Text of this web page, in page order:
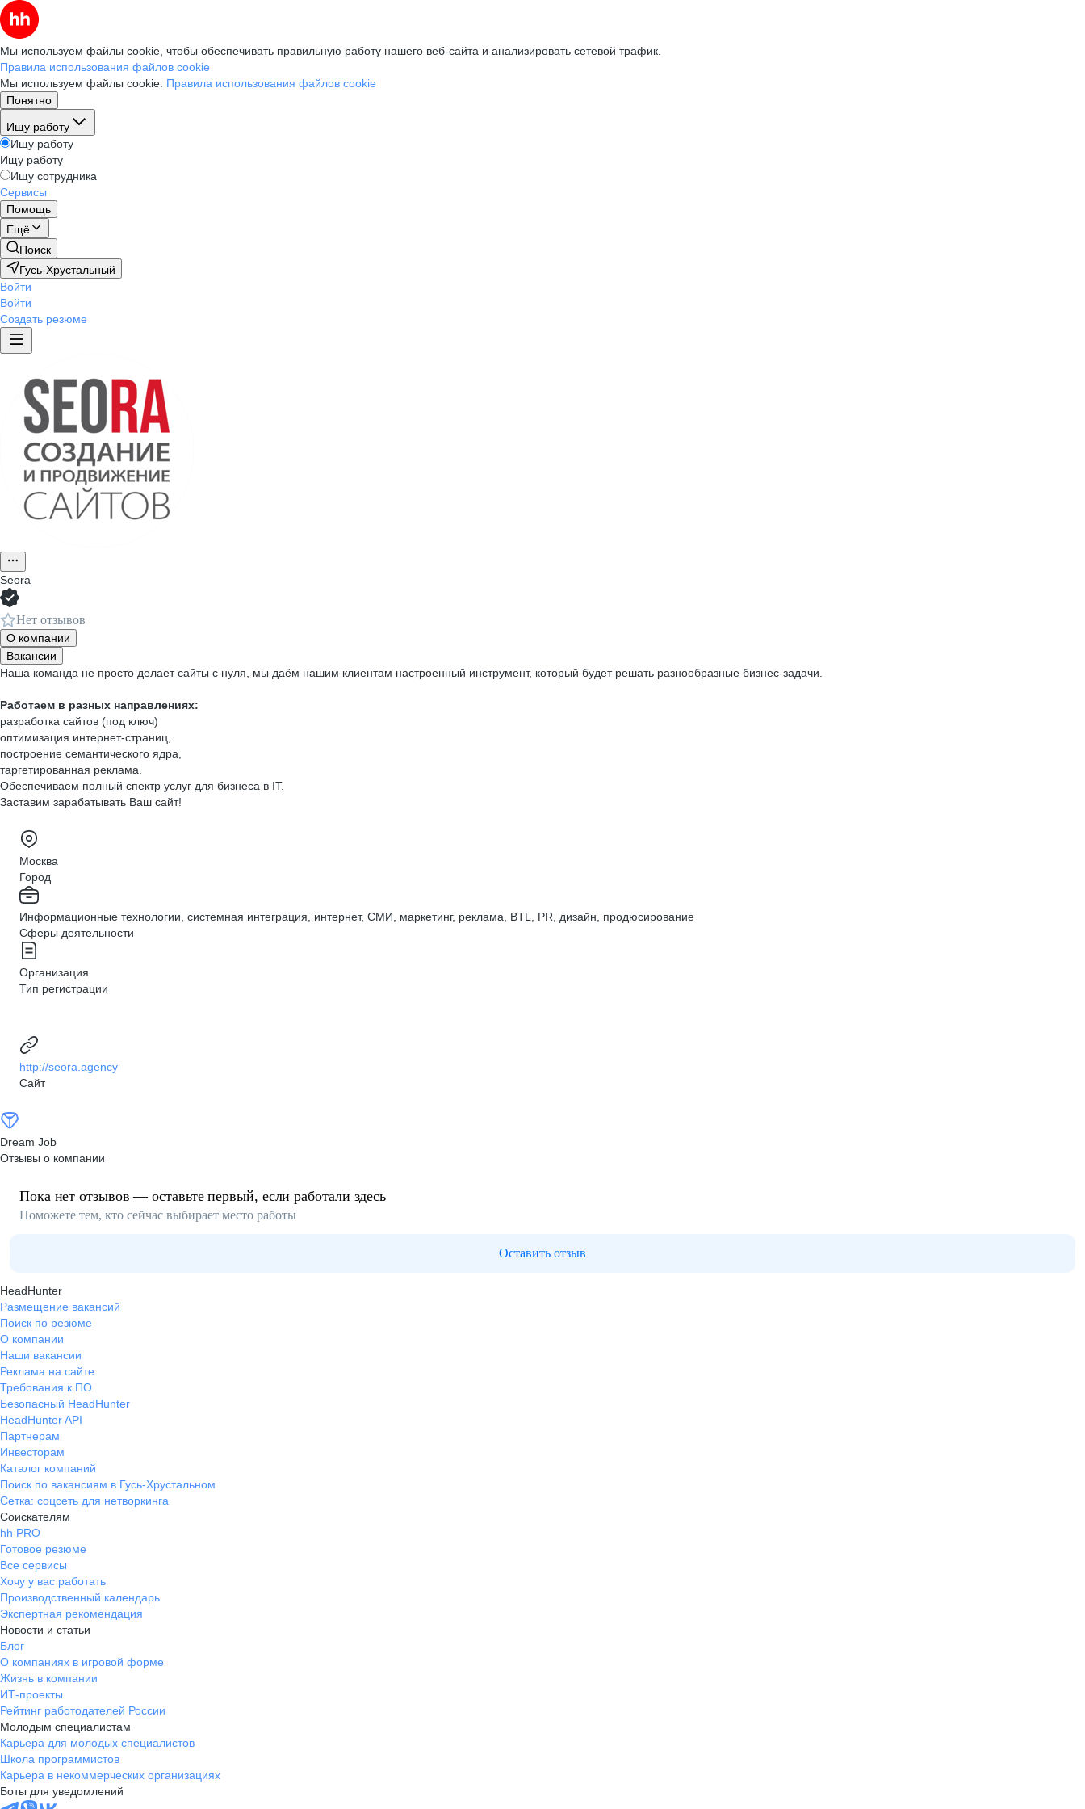
Мы используем файлы cookie, чтобы обеспечивать правильную работу нашего веб-сайта и анализировать сетевой трафик.
Правила использования файлов cookie
Мы используем файлы cookie. Правила использования файлов cookie
Понятно
Ищу работу
Ищу работу
Ищу работу
Ищу сотрудника
Сервисы
Помощь
Ещё
Поиск
Гусь-Хрустальный
Войти
Войти
Создать резюме
Seora
Нет отзывов
О компании
Вакансии
Наша команда не просто делает сайты с нуля, мы даём нашим клиентам настроенный инструмент, который будет решать разнообразные бизнес-задачи.
Работаем в разных направлениях:
разработка сайтов (под ключ)
оптимизация интернет-страниц,
построение семантического ядра,
таргетированная реклама.
Обеспечиваем полный спектр услуг для бизнеса в IT.
Заставим зарабатывать Ваш сайт!
Москва
Город
Информационные технологии, системная интеграция, интернет, СМИ, маркетинг, реклама, BTL, PR, дизайн, продюсирование
Сферы деятельности
Организация
Тип регистрации
http://seora.agency
Сайт
Dream Job
Отзывы о компании
Пока нет отзывов — оставьте первый, если работали здесь
Поможете тем, кто сейчас выбирает место работы
Оставить отзыв
HeadHunter
Размещение вакансий
Поиск по резюме
О компании
Наши вакансии
Реклама на сайте
Требования к ПО
Безопасный HeadHunter
HeadHunter API
Партнерам
Инвесторам
Каталог компаний
Поиск по вакансиям в Гусь-Хрустальном
Сетка: соцсеть для нетворкинга
Соискателям
hh PRO
Готовое резюме
Все сервисы
Хочу у вас работать
Производственный календарь
Экспертная рекомендация
Новости и статьи
Блог
О компаниях в игровой форме
Жизнь в компании
ИТ-проекты
Рейтинг работодателей России
Молодым специалистам
Карьера для молодых специалистов
Школа программистов
Карьера в некоммерческих организациях
Боты для уведомлений